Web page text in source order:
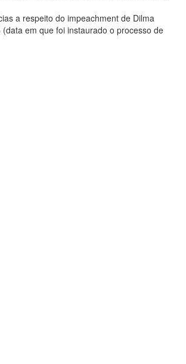
a respeito do impeachment de Dilma
em que foi instaurado o processo de